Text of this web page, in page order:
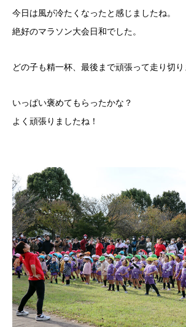
今日は風が冷たくなったと感じましたね。
絶好のマラソン大会日和でした。
どの子も精一杯、最後まで頑張って走り切り
いっぱい褒めてもらったかな？
よく頑張りましたね！